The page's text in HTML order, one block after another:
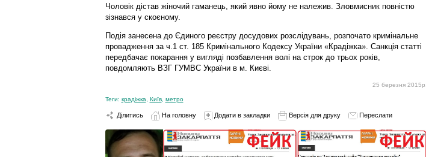
Чоловік дістав жіночий гаманець, який явно йому не належив. Зловмисник повністю
зізнався у скоєному.
Подія занесена до Єдиного реєстру досудових розслідувань, розпочато кримінальне
провадження за ч.1 ст. 185 Кримінального Кодексу України «Крадіжка». Санкція статті
передбачає покарання у вигляді позбавлення волі на строк до трьох років,
повдомляють ВЗГ ГУМВС України в м. Києві.
25 березня 2015р.
Теги: крадіжка Київ, метро
Ділитись На головну Додати в закладки Версія для друку Переслати